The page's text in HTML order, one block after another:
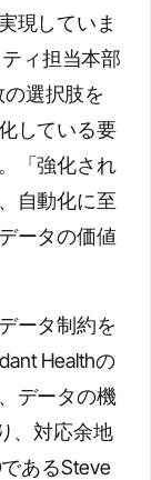
現していま
ィ担当本部
選択肢を
している要
「強化され
自動化に至
ータの価値
ータ制約を
Healthの
データの機
、対応余地
あるSteve